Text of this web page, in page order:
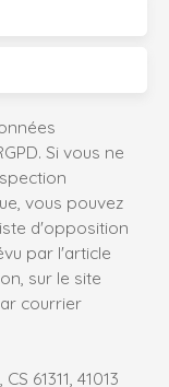
Si vous ne
vous pouvez
d'opposition
par l'article
sur le site
courrier
61311, 41013